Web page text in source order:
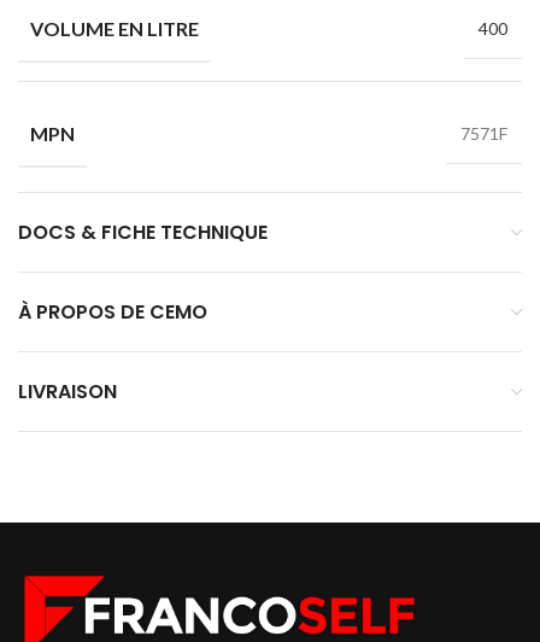
VOLUME EN LITRE 400
MPN 7571F
DOCS & FICHE TECHNIQUE
À PROPOS DE CEMO
LIVRAISON